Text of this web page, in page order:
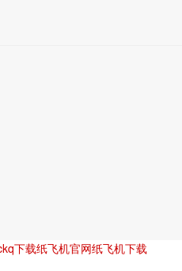
下载纸飞机官网纸飞机下载